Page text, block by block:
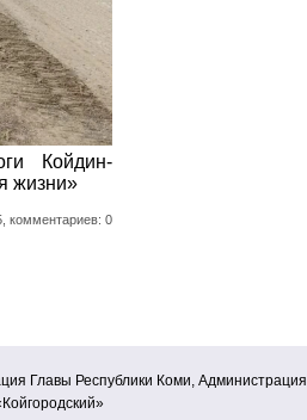
Койдин-
жизни»
комментариев: 0
Главы Республики Коми, Администрация